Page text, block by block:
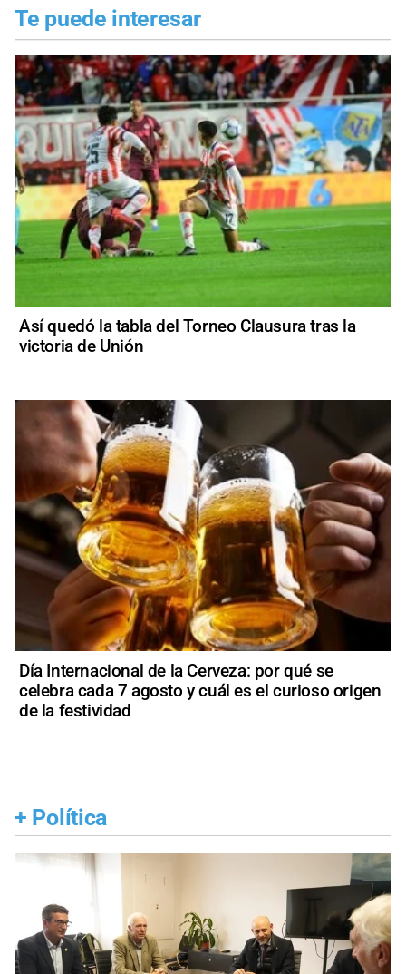
Te puede interesar
Así quedó la tabla del Torneo Clausura tras la
victoria de Unión
Día Internacional de la Cerveza: por qué se
celebra cada 7 agosto y cuál es el curioso origen
de la festividad
+ Política